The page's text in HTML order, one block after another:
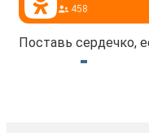
458
Поставь сердечко,